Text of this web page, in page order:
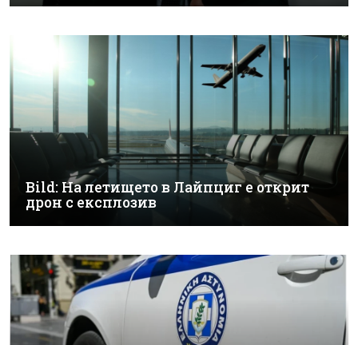
Bild: На летището в Лайпциг е открит
дрон с експлозив